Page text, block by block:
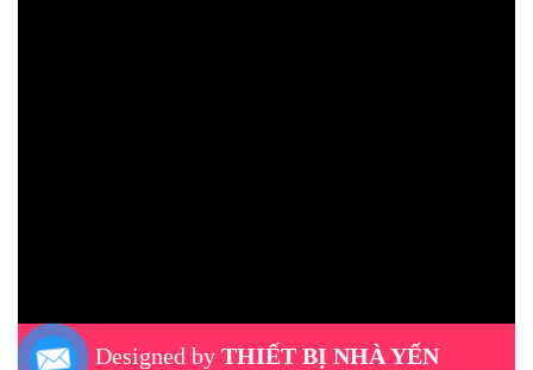
Designed by THIẾT BỊ NHÀ YẾN